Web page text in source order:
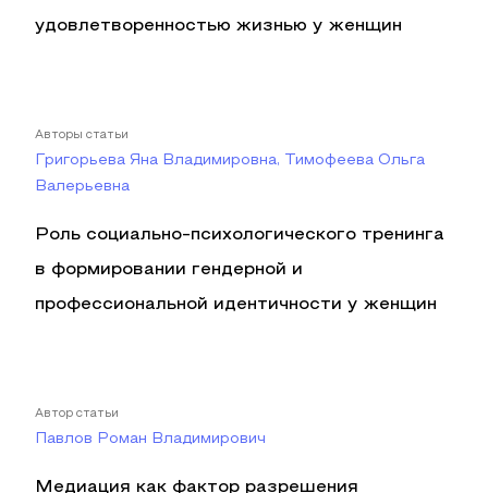
удовлетворенностью жизнью у женщин
Авторы статьи
Григорьева Яна Владимировна, Тимофеева Ольга
Валерьевна
Роль социально-психологического тренинга
в формировании гендерной и
профессиональной идентичности у женщин
Автор статьи
Павлов Роман Владимирович
Медиация как фактор разрешения